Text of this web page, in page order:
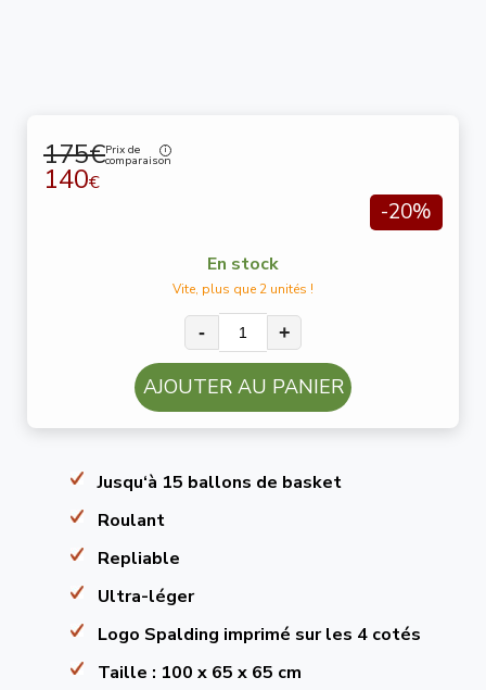
175€Prix de
comparaison
140€
-20%
En stock
Vite, plus que 2 unités !
- +
AJOUTER AU PANIER
Jusqu‘à 15 ballons de basket
Roulant
Repliable
Ultra-léger
Logo Spalding imprimé sur les 4 cotés
Taille : 100 x 65 x 65 cm